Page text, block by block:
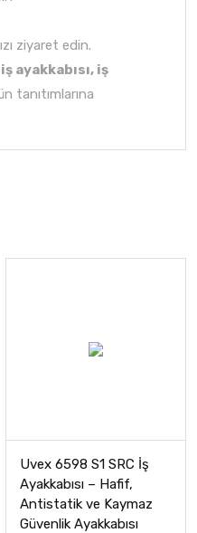
ziyaret edin.
ayakkabısı, iş
tanıtımlarına
Uvex 6598 S1 SRC İş
Ayakkabısı – Hafif,
Antistatik ve Kaymaz
Güvenlik Ayakkabısı